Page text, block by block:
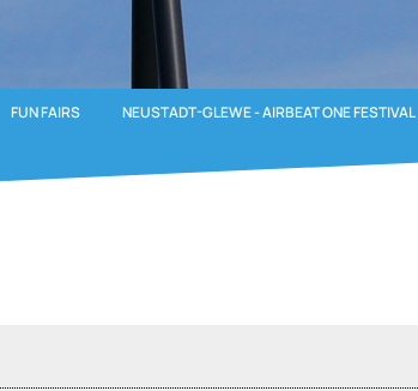
FUN FAIRS NEUSTADT-GLEWE - AIRBEAT ONE FESTIVAL